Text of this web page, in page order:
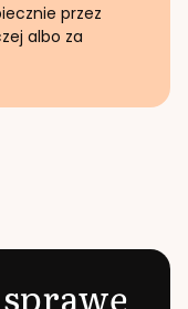
przez
albo za